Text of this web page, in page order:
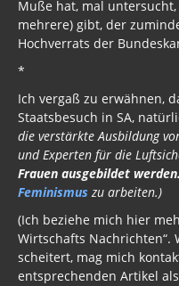
Muße hat, mal
mehrere) gibt, der
Hochverrats der
*
Ich vergaß zu erwähnen,
Staatsbesuch in SA,
die verstärkte Ausbildung
und Experten für die
Frauen ausgebildet
Feminismus zu arbeiten.)
(Ich beziehe mich hier
Wirtschafts Nachrichten“.
scheitert, mag mich
entsprechenden Artikel